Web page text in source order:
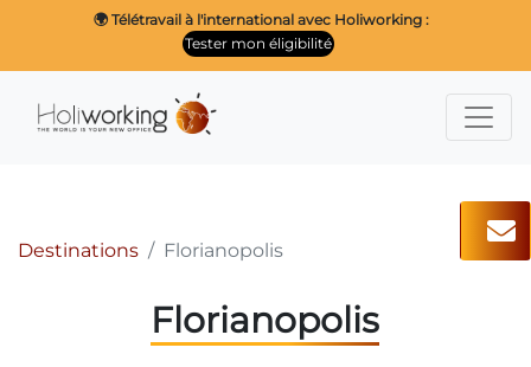
🌍 Télétravail à l'international avec Holiworking :
Tester mon éligibilité
Destinations Florianopolis
Florianopolis